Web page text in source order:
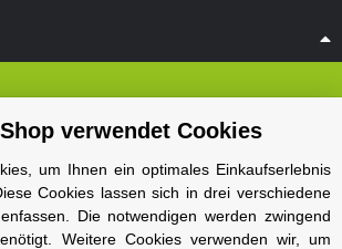
verwendet Cookies
um Ihnen ein optimales Einkaufserlebnis
Cookies lassen sich in drei verschiedene
Die notwendigen werden zwingend
Weitere Cookies verwenden wir, um